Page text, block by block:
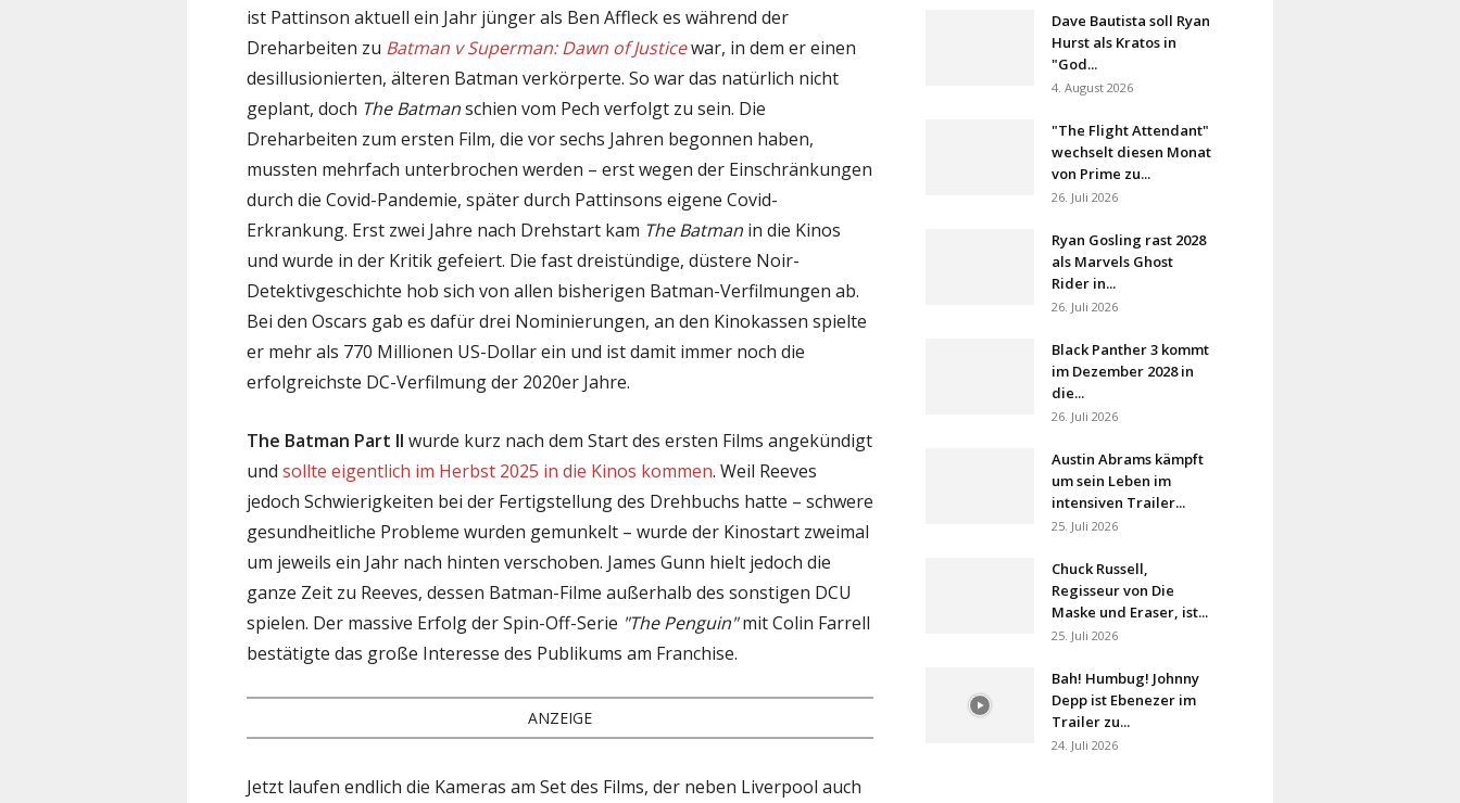
ist Pattinson aktuell ein Jahr jünger als Ben Affleck es während der
Dreharbeiten zu Batman v Superman: Dawn of Justicewar, in dem er einen
desillusionierten, älteren Batman verkörperte. So war das natürlich nicht
geplant, doch The Batmanschien vom Pech verfolgt zu sein. Die
Dreharbeiten zum ersten Film, die vor sechs Jahren begonnen haben,
mussten mehrfach unterbrochen werden – erst wegen der Einschränkungen
durch die Covid-Pandemie, später durch Pattinsons eigene Covid-
Erkrankung. Erst zwei Jahre nach Drehstart kam The Batman in die Kinos
und wurde in der Kritik gefeiert. Die fast dreistündige, düstere Noir-
Detektivgeschichte hob sich von allen bisherigen Batman-Verfilmungen ab.
Bei den Oscars gab es dafür drei Nominierungen, an den Kinokassen spielte
er mehr als 770 Millionen US-Dollar ein und ist damit immer noch die
erfolgreichste DC-Verfilmung der 2020er Jahre.
The Batman Part II wurde kurz nach dem Start des ersten Films angekündigt
und sollte eigentlich im Herbst 2025 in die Kinos kommen. Weil Reeves
jedoch Schwierigkeiten bei der Fertigstellung des Drehbuchs hatte – schwere
gesundheitliche Probleme wurden gemunkelt – wurde der Kinostart zweimal
um jeweils ein Jahr nach hinten verschoben. James Gunn hielt jedoch die
ganze Zeit zu Reeves, dessen Batman-Filme außerhalb des sonstigen DCU
spielen. Der massive Erfolg der Spin-Off-Serie "The Penguin"mit Colin Farrell
bestätigte das große Interesse des Publikums am Franchise.
ANZEIGE
Jetzt laufen endlich die Kameras am Set des Films, der neben Liverpool auch
Dave Bautista soll Ryan
Hurst als Kratos in
"God...
4. August 2026
"The Flight Attendant"
wechselt diesen Monat
von Prime zu...
26. Juli 2026
Ryan Gosling rast 2028
als Marvels Ghost
Rider in...
26. Juli 2026
Black Panther 3 kommt
im Dezember 2028 in
die...
26. Juli 2026
Austin Abrams kämpft
um sein Leben im
intensiven Trailer...
25. Juli 2026
Chuck Russell,
Regisseur von Die
Maske und Eraser, ist...
25. Juli 2026
Bah! Humbug! Johnny
Depp ist Ebenezer im
Trailer zu...
24. Juli 2026